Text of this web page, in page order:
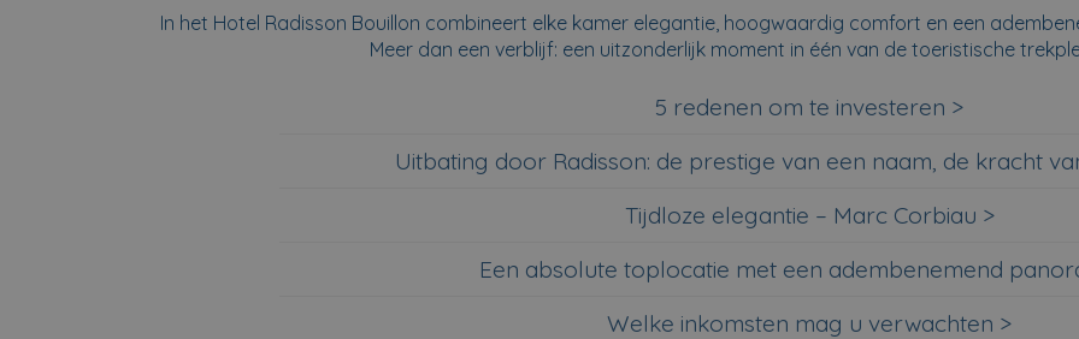
In het Hotel Radisson Bouillon combineert elke kamer elegantie, hoogwaardig comfort en een
Meer dan een verblijf: een uitzonderlijk moment in één van de toeristische
5 redenen om te investeren >
Uitbating door Radisson: de prestige van een naam, de kracht
Tijdloze elegantie – Marc Corbiau >
Een absolute toplocatie met een adembenemend
Welke inkomsten mag u verwachten >